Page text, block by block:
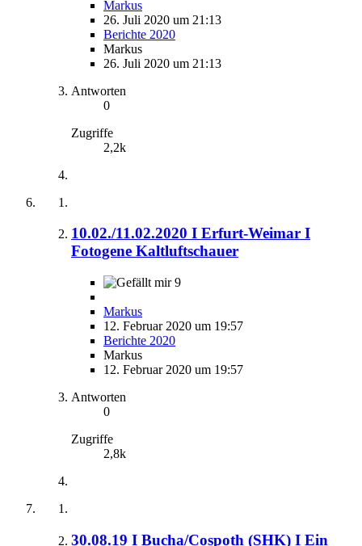
Markus
26. Juli 2020 um 21:13
Berichte 2020
Markus
26. Juli 2020 um 21:13
Antworten
0
Zugriffe
2,2k
10.02./11.02.2020 I Erfurt-Weimar I
Fotogene Kaltluftschauer
9
Markus
12. Februar 2020 um 19:57
Berichte 2020
Markus
12. Februar 2020 um 19:57
Antworten
0
Zugriffe
2,8k
30.08.19 I Bucha/Cospoth (SHK) I Ein